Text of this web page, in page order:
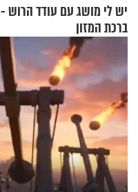
יש לי מושג עם עודד הרוש -
ברכת המזון